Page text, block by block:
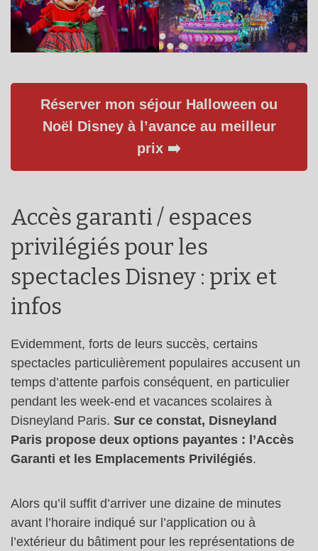
Réserver mon séjour Halloween ou
Noël Disney à l’avance au meilleur
prix ➡️
Accès garanti / espaces
privilégiés pour les
spectacles Disney : prix et
infos
Evidemment, forts de leurs succès, certains
spectacles particulièrement populaires accusent un
temps d’attente parfois conséquent, en particulier
pendant les week-end et vacances scolaires à
Disneyland Paris. Sur ce constat, Disneyland
Paris propose deux options payantes : l’Accès
Garanti et les Emplacements Privilégiés.
Alors qu’il suffit d’arriver une dizaine de minutes
avant l’horaire indiqué sur l’application ou à
l’extérieur du bâtiment pour les représentations de